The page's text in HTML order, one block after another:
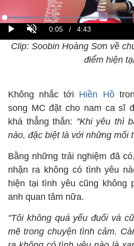
Clip: Soobin Hoàng Sơn về
điểm hiện
Không nhắc tới Hiền Hồ
song MC đặt cho nam ca sĩ
khá thẳng thắn: "Khi yêu thì
nào, đặc biệt là với những mối
Bằng những trải nghiệm đã
nhận ra không có tình yêu
hiện tại tình yêu cũng không
anh quan tâm nữa.
"Tôi không quá yếu đuối và
mẽ trong chuyện tình cảm.